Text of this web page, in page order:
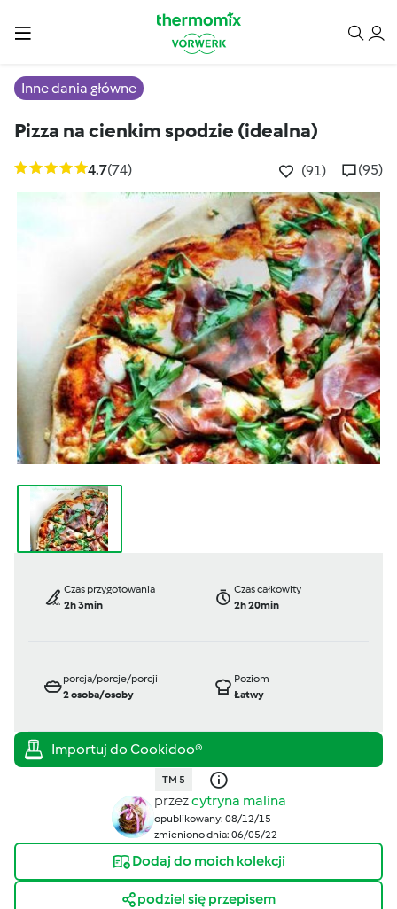
Inne dania główne
Pizza na cienkim spodzie (idealna)
4.7(74) (91) (95)
Czas przygotowania
2h 3min
Czas całkowity
2h 20min
porcja/porcje/porcji
2osoba/osoby
Poziom
Łatwy
TM 5
przezcytryna malina
opublikowany: 08/12/15
zmieniono dnia: 06/05/22
Dodaj do moich kolekcji
podziel się przepisem